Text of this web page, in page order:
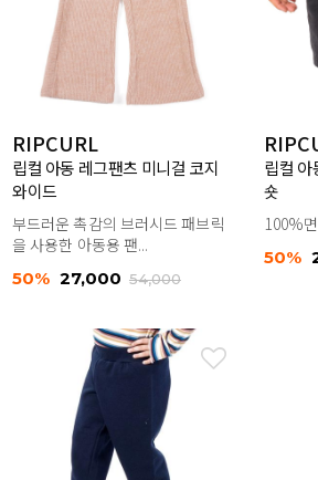
RIPCURL
립컬 아동 레그팬츠 미니걸 코지
와이드
부드러운 촉감의 브러시드 패브릭
을 사용한 아동용 팬...
50% 27,000 54,000
립컬 아
숏
100%
50%